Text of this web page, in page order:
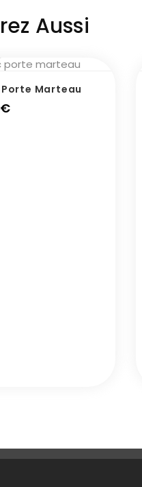
Aussi
Marteau
€Prix